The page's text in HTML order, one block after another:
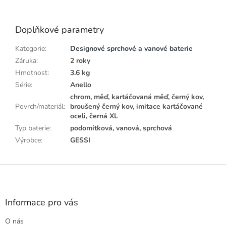
Doplňkové parametry
Kategorie:
Designové sprchové a vanové baterie
Záruka:
2 roky
Hmotnost:
3.6 kg
Série: Anello
Povrch/materiál:
chrom, měď, kartáčovaná měď, černý kov,
broušený černý kov, imitace kartáčované
oceli, černá XL
Typ baterie:
podomítková, vanová, sprchová
Výrobce: GESSI
Z
Informace pro vás
O nás